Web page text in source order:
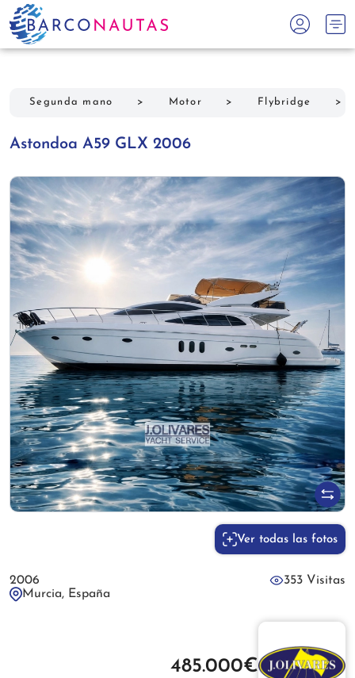
Segunda mano > Motor > Flybridge >
Astondoa A59 GLX 2006
Ver todas las fotos
2006
353 Visitas
Murcia, España
485.000€